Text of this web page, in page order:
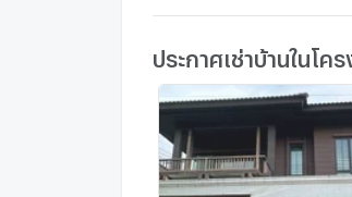
ประกาศเช่าบ้านในโค